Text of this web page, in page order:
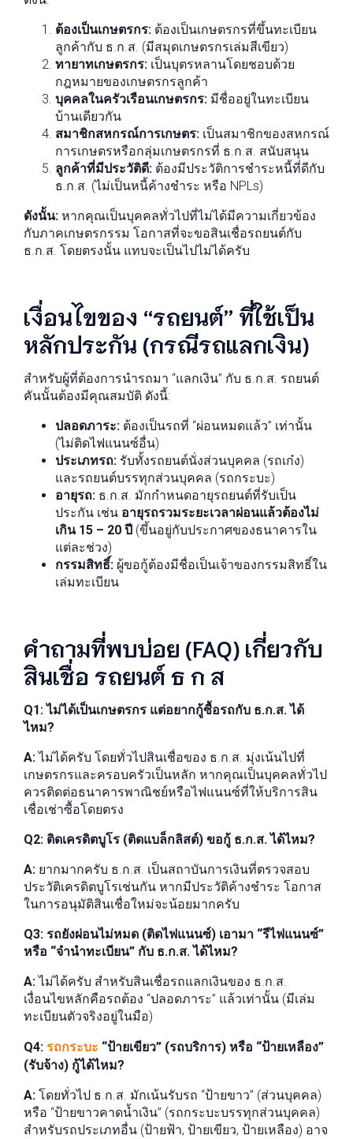
ต้องเป็นเกษตรกร: ต้องเป็นเกษตรกรที่ขึ้นทะเบียน
ลูกค้ากับ ธ.ก.ส. (มีสมุดเกษตรกรเล่มสีเขียว)
ทายาทเกษตรกร: เป็นบุตรหลานโดยชอบด้วย
กฎหมายของเกษตรกรลูกค้า
บุคคลในครัวเรือนเกษตรกร: มีชื่ออยู่ในทะเบียน
บ้านเดียวกัน
สมาชิกสหกรณ์การเกษตร: เป็นสมาชิกของสหกรณ์
การเกษตรหรือกลุ่มเกษตรกรที่ ธ.ก.ส. สนับสนุน
ลูกค้าที่มีประวัติดี: ต้องมีประวัติการชำระหนี้ที่ดีกับ
ธ.ก.ส. (ไม่เป็นหนี้ค้างชำระ หรือ NPLs)
ดังนั้น: หากคุณเป็นบุคคลทั่วไปที่ไม่ได้มีความเกี่ยวข้อง
กับภาคเกษตรกรรม โอกาสที่จะขอสินเชื่อรถยนต์กับ
ธ.ก.ส. โดยตรงนั้น แทบจะเป็นไปไม่ได้ครับ
เงื่อนไขของ “รถยนต์” ที่ใช้เป็น
หลักประกัน (กรณีรถแลกเงิน)
สำหรับผู้ที่ต้องการนำรถมา “แลกเงิน” กับ ธ.ก.ส. รถยนต์
คันนั้นต้องมีคุณสมบัติ ดังนี้:
ปลอดภาระ: ต้องเป็นรถที่ “ผ่อนหมดแล้ว” เท่านั้น
(ไม่ติดไฟแนนซ์อื่น)
ประเภทรถ: รับทั้งรถยนต์นั่งส่วนบุคคล (รถเก๋ง)
และรถยนต์บรรทุกส่วนบุคคล (รถกระบะ)
อายุรถ: ธ.ก.ส. มักกำหนดอายุรถยนต์ที่รับเป็น
ประกัน เช่น อายุรถรวมระยะเวลาผ่อนแล้วต้องไม่
เกิน 15 – 20 ปี (ขึ้นอยู่กับประกาศของธนาคารใน
แต่ละช่วง)
กรรมสิทธิ์: ผู้ขอกู้ต้องมีชื่อเป็นเจ้าของกรรมสิทธิ์ใน
เล่มทะเบียน
คำถามที่พบบ่อย (FAQ) เกี่ยวกับ
สินเชื่อ รถยนต์ ธ ก ส
Q1: ไม่ได้เป็นเกษตรกร แต่อยากกู้ซื้อรถกับ ธ.ก.ส. ได้
ไหม?
A:ไม่ได้ครับ โดยทั่วไปสินเชื่อของ ธ.ก.ส. มุ่งเน้นไปที่
เกษตรกรและครอบครัวเป็นหลัก หากคุณเป็นบุคคลทั่วไป
ควรติดต่อธนาคารพาณิชย์หรือไฟแนนซ์ที่ให้บริการสิน
เชื่อเช่าซื้อโดยตรง
Q2: ติดเครดิตบูโร (ติดแบล็กลิสต์) ขอกู้ ธ.ก.ส. ได้ไหม?
A: ยากมากครับ ธ.ก.ส. เป็นสถาบันการเงินที่ตรวจสอบ
ประวัติเครดิตบูโรเช่นกัน หากมีประวัติค้างชำระ โอกาส
ในการอนุมัติสินเชื่อใหม่จะน้อยมากครับ
Q3: รถยังผ่อนไม่หมด (ติดไฟแนนซ์) เอามา “รีไฟแนนซ์”
หรือ “จำนำทะเบียน” กับ ธ.ก.ส. ได้ไหม?
A:ไม่ได้ครับ สำหรับสินเชื่อรถแลกเงินของ ธ.ก.ส.
เงื่อนไขหลักคือรถต้อง “ปลอดภาระ” แล้วเท่านั้น (มีเล่ม
ทะเบียนตัวจริงอยู่ในมือ)
Q4: รถกระบะ “ป้ายเขียว” (รถบริการ) หรือ “ป้ายเหลือง”
(รับจ้าง) กู้ได้ไหม?
A: โดยทั่วไป ธ.ก.ส. มักเน้นรับรถ “ป้ายขาว” (ส่วนบุคคล)
หรือ “ป้ายขาวคาดน้ำเงิน” (รถกระบะบรรทุกส่วนบุคคล)
สำหรับรถประเภทอื่น (ป้ายฟ้า, ป้ายเขียว, ป้ายเหลือง) อาจ